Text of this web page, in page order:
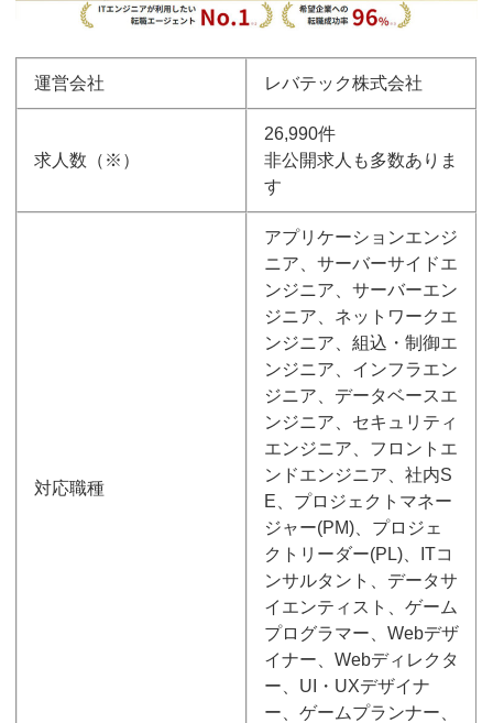
運営会社 レバテック株式会社
求人数（※）
26,990件
非公開求人も多数ありま
す
対応職種
アプリケーションエンジ
ニア、サーバーサイドエ
ンジニア、サーバーエン
ジニア、ネットワークエ
ンジニア、組込・制御エ
ンジニア、インフラエン
ジニア、データベースエ
ンジニア、セキュリティ
エンジニア、フロントエ
ンドエンジニア、社内S
E、プロジェクトマネー
ジャー(PM)、プロジェ
クトリーダー(PL)、ITコ
ンサルタント、データサ
イエンティスト、ゲーム
プログラマー、Webデザ
イナー、Webディレクタ
ー、UI・UXデザイナ
ー、ゲームプランナー、